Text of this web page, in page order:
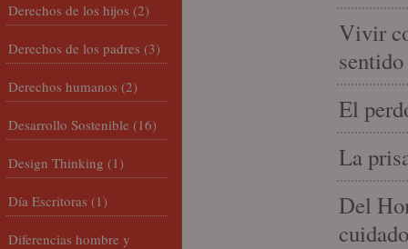
Vivir
El
La
Del
cuidado
Derechos de los hijos (2)
Derechos de los padres (3)
Derechos humanos (2)
Desarrollo Sostenible (16)
Design Thinking (1)
Día Escritoras (1)
Diferencias hombre y